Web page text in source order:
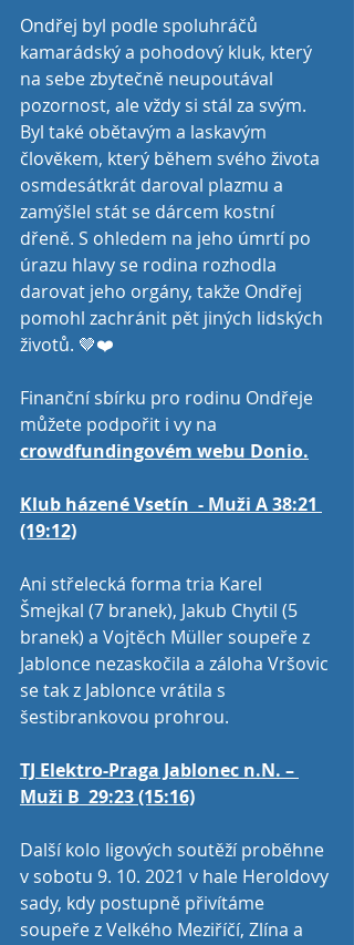
Ondřej byl podle spoluhráčů
kamarádský a pohodový kluk, který
na sebe zbytečně neupoutával
pozornost, ale vždy si stál za svým.
Byl také obětavým a laskavým
člověkem, který během svého života
osmdesátkrát daroval plazmu a
zamýšlel stát se dárcem kostní
dřeně. S ohledem na jeho úmrtí po
úrazu hlavy se rodina rozhodla
darovat jeho orgány, takže Ondřej
pomohl zachránit pět jiných lidských
životů. 🤎❤️
Finanční sbírku pro rodinu Ondřeje
můžete podpořit i vy na
crowdfundingovém webu Donio.
Klub házené Vsetín  - Muži A 38:21
(19:12)
Ani střelecká forma tria Karel
Šmejkal (7 branek), Jakub Chytil (5
branek) a Vojtěch Müller soupeře z
Jablonce nezaskočila a záloha Vršovic
se tak z Jablonce vrátila s
šestibrankovou prohrou.
TJ Elektro-Praga Jablonec n.N. –
Muži B  29:23 (15:16)
Další kolo ligových soutěží proběhne
v sobotu 9. 10. 2021 v hale Heroldovy
sady, kdy postupně přivítáme
soupeře z Velkého Meziříčí, Zlína a